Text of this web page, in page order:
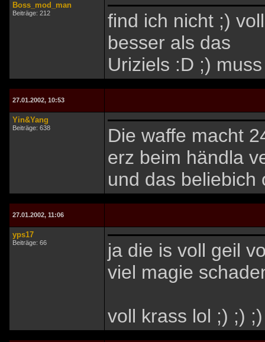
Boss_mod_man
Beiträge: 212
find ich nicht ;)
besser als das
Uriziels :D ;)
27.01.2002, 10:53
Yin&Yang
Beiträge: 638
Die waffe macht
erz beim händla
und das beliebich
27.01.2002, 11:06
yps17
Beiträge: 66
ja die is voll geil
viel magie
voll krass lol ;) ;)